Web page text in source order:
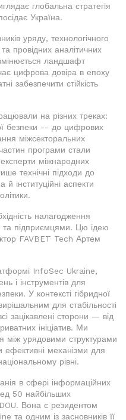
глобальна стратегія
Україна.
уряду, технологічного
провідних аналітичних
ландшафт
цифрова довіра в епоху
забезпечити стійкість
на різних треках:
безпеки -- до цифрових
міжсекторальних
програми стали
міжнародних
технічні підходи до
й інституційні аспекти
налагодження
та підприємцями. Цю ідею
FAVBET Tech Артем
InfoSec Ukraine,
і інструментів для
У контексті гібридної
для стабільності
зацікавлені сторони — від
ініціатив. Ми
між урядовими структурами
ефективні механізми для
рівні.
в сфері інформаційних
50 найбільших
Вона є резидентом
та одним із засновників її